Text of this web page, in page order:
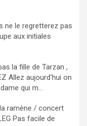
ne le regretterez pas
aux initiales
la fille de Tarzan ,
Allez aujourd'hui on
qui m...
ramène / concert
Pas facile de